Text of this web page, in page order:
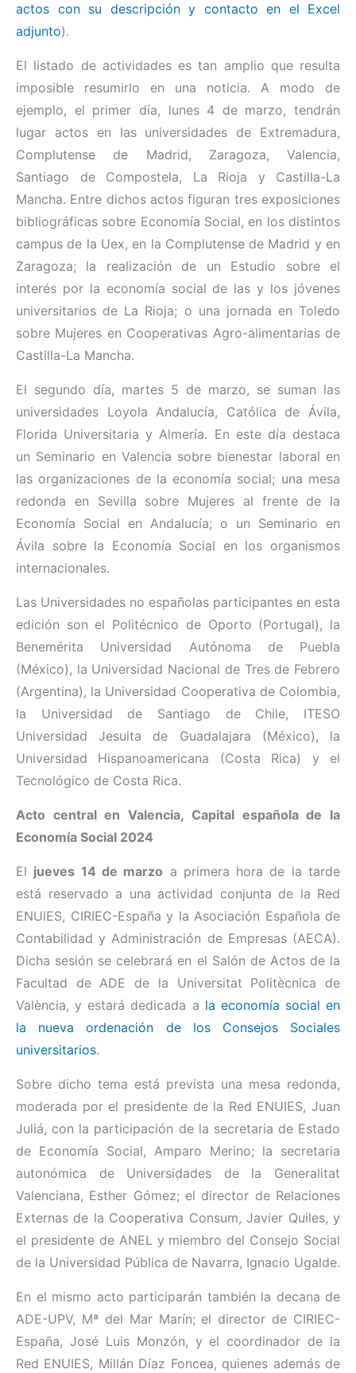
actos con su descripción y contacto en el Excel
adjunto).
El listado de actividades es tan amplio que resulta
imposible resumirlo en una noticia. A modo de
ejemplo, el primer día, lunes 4 de marzo, tendrán
lugar actos en las universidades de Extremadura,
Complutense de Madrid, Zaragoza, Valencia,
Santiago de Compostela, La Rioja y Castilla-La
Mancha. Entre dichos actos figuran tres exposiciones
bibliográficas sobre Economía Social, en los distintos
campus de la Uex, en la Complutense de Madrid y en
Zaragoza; la realización de un Estudio sobre el
interés por la economía social de las y los jóvenes
universitarios de La Rioja; o una jornada en Toledo
sobre Mujeres en Cooperativas Agro-alimentarias de
Castilla-La Mancha.
El segundo día, martes 5 de marzo, se suman las
universidades Loyola Andalucía, Católica de Ávila,
Florida Universitaria y Almería. En este día destaca
un Seminario en Valencia sobre bienestar laboral en
las organizaciones de la economía social; una mesa
redonda en Sevilla sobre Mujeres al frente de la
Economía Social en Andalucía; o un Seminario en
Ávila sobre la Economía Social en los organismos
internacionales.
Las Universidades no españolas participantes en esta
edición son el Politécnico de Oporto (Portugal), la
Benemérita Universidad Autónoma de Puebla
(México), la Universidad Nacional de Tres de Febrero
(Argentina), la Universidad Cooperativa de Colombia,
la Universidad de Santiago de Chile, ITESO
Universidad Jesuita de Guadalajara (México), la
Universidad Hispanoamericana (Costa Rica) y el
Tecnológico de Costa Rica.
Acto central en Valencia, Capital española de la
Economía Social 2024
El jueves 14 de marzo a primera hora de la tarde
está reservado a una actividad conjunta de la Red
ENUIES, CIRIEC-España y la Asociación Española de
Contabilidad y Administración de Empresas (AECA).
Dicha sesión se celebrará en el Salón de Actos de la
Facultad de ADE de la Universitat Politècnica de
València, y estará dedicada a la economía social en
la nueva ordenación de los Consejos Sociales
universitarios.
Sobre dicho tema está prevista una mesa redonda,
moderada por el presidente de la Red ENUIES, Juan
Juliá, con la participación de la secretaria de Estado
de Economía Social, Amparo Merino; la secretaria
autonómica de Universidades de la Generalitat
Valenciana, Esther Gómez; el director de Relaciones
Externas de la Cooperativa Consum, Javier Quiles, y
el presidente de ANEL y miembro del Consejo Social
de la Universidad Pública de Navarra, Ignacio Ugalde.
En el mismo acto participarán también la decana de
ADE-UPV, Mª del Mar Marín; el director de CIRIEC-
España, José Luis Monzón, y el coordinador de la
Red ENUIES, Millán Díaz Foncea, quienes además de